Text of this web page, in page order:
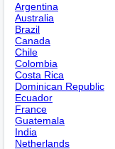
Argentina
Australia
Brazil
Canada
Chile
Colombia
Costa Rica
Dominican Republic
Ecuador
France
Guatemala
India
Netherlands